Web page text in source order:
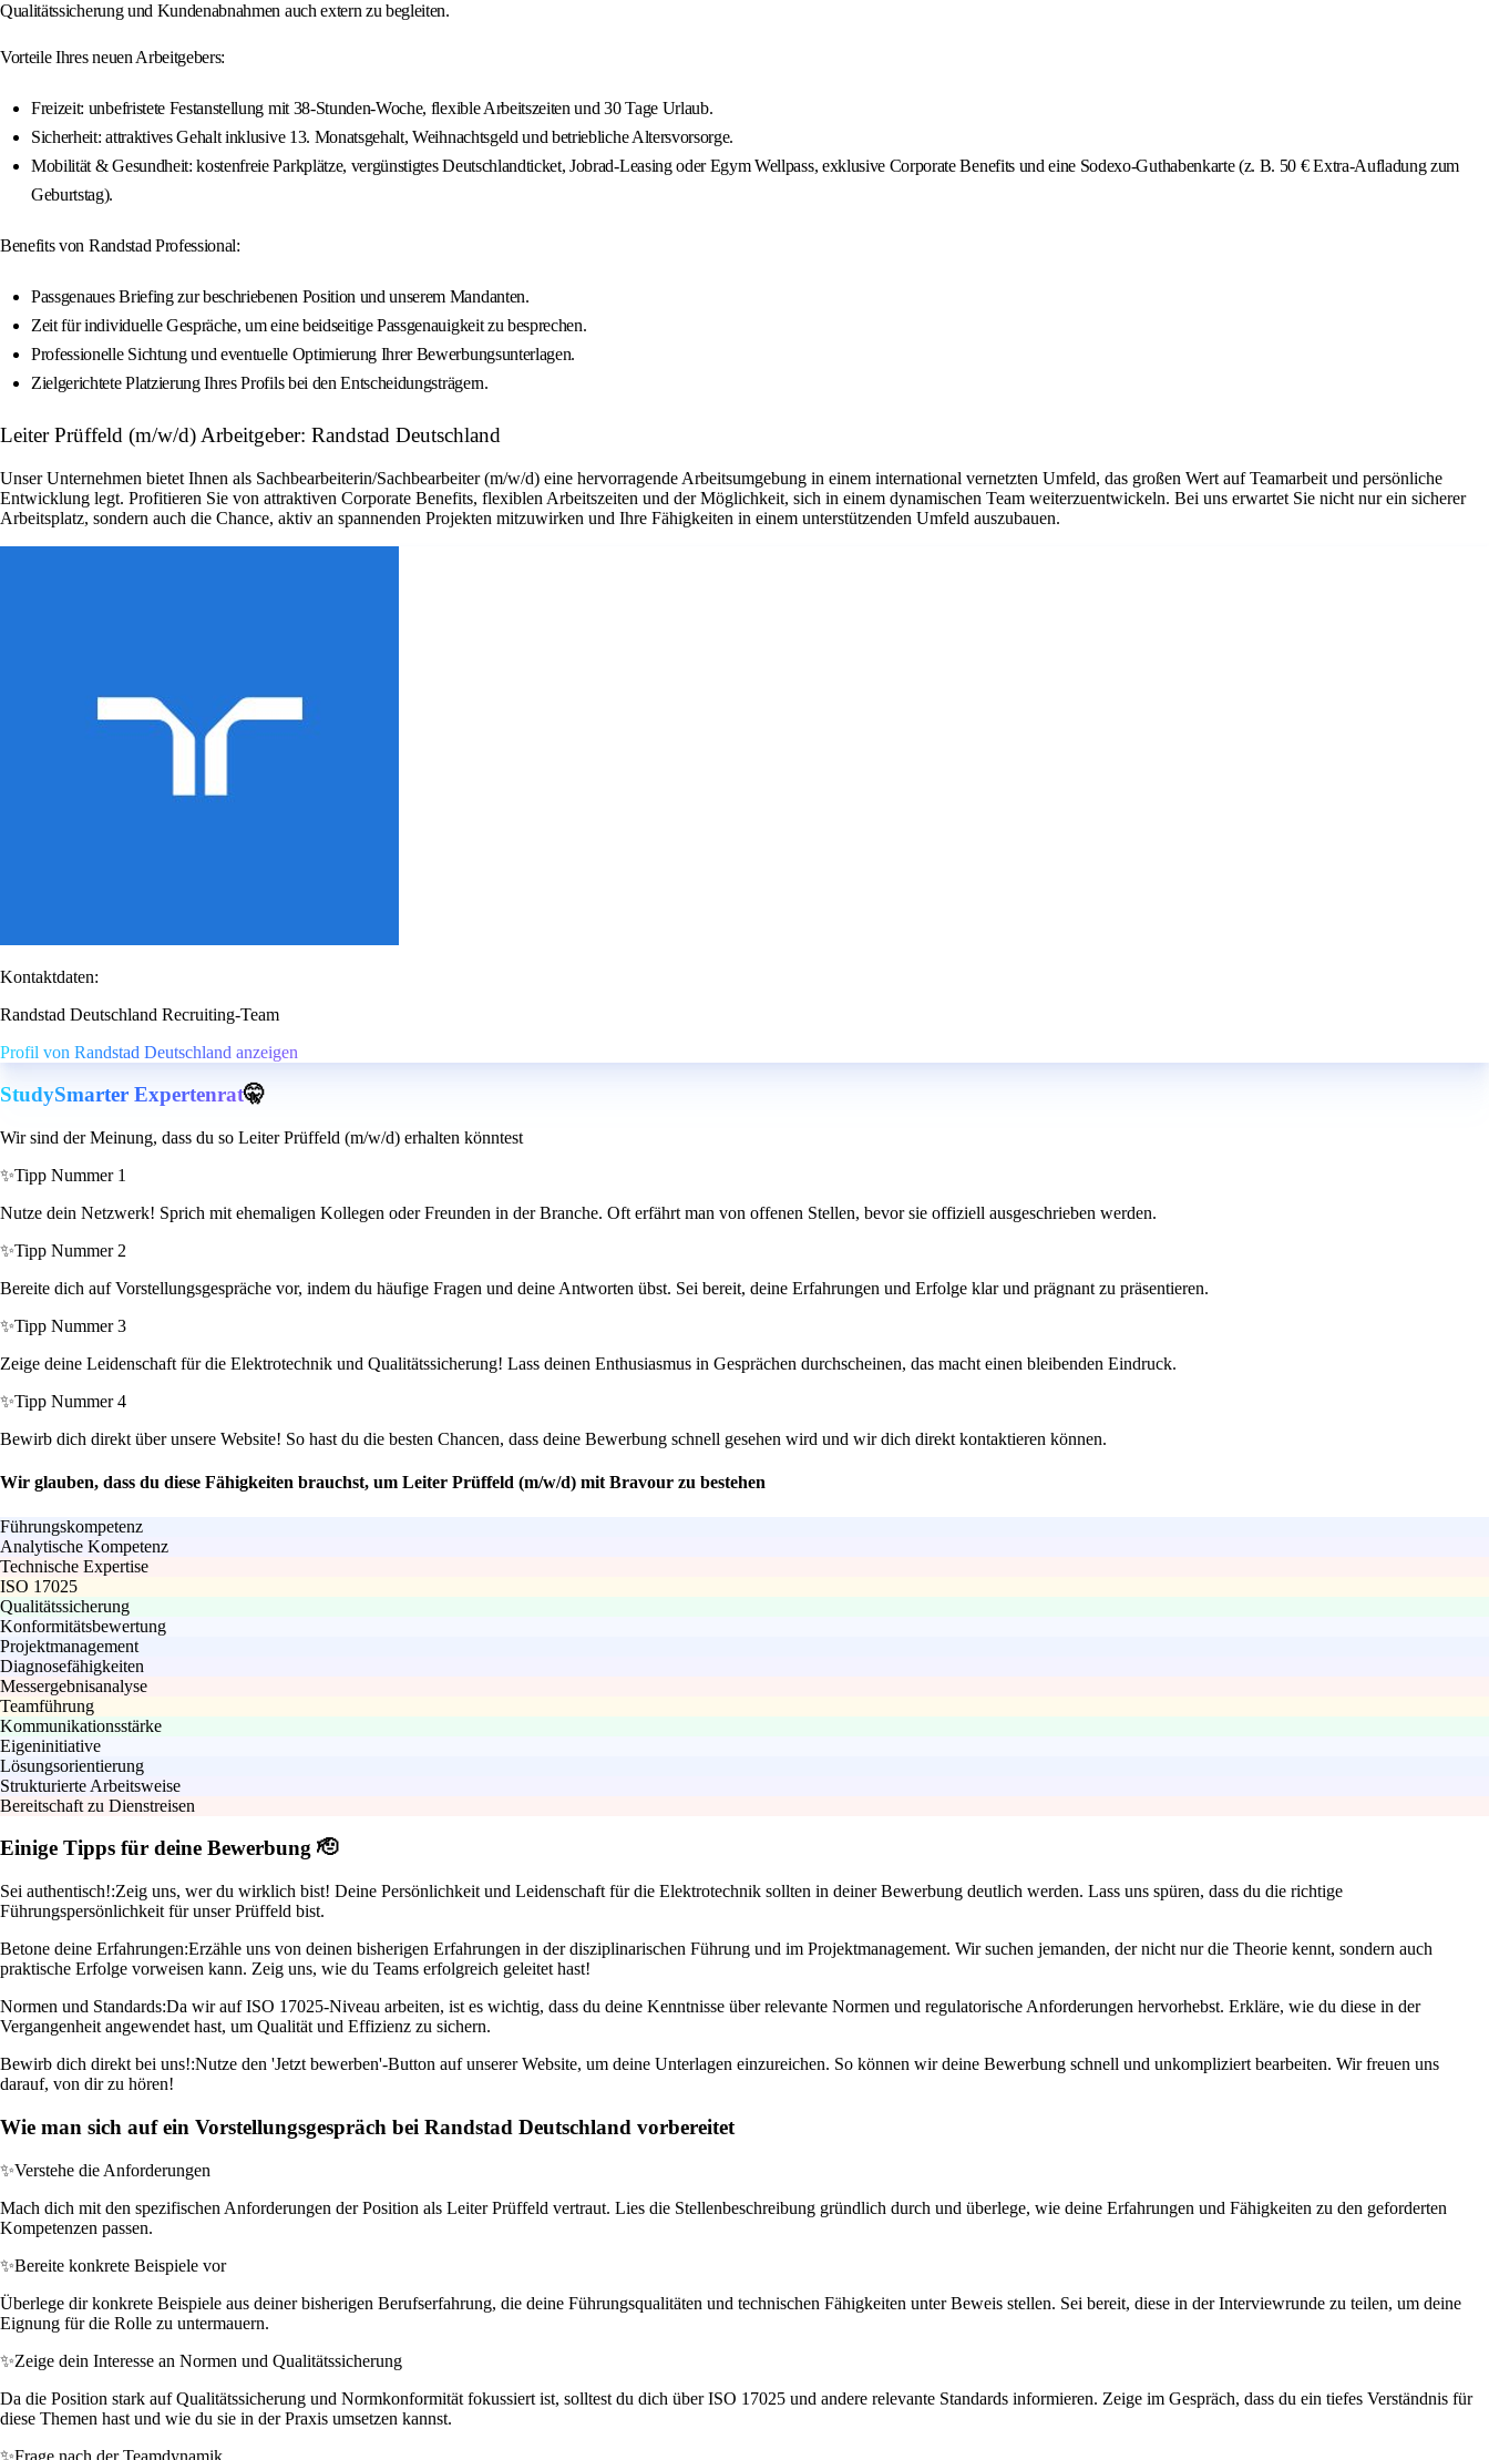
Qualitätssicherung und Kundenabnahmen auch extern zu begleiten.
Vorteile Ihres neuen Arbeitgebers:
Freizeit: unbefristete Festanstellung mit 38-Stunden-Woche, flexible Arbeitszeiten und 30 Tage Urlaub.
Sicherheit: attraktives Gehalt inklusive 13. Monatsgehalt, Weihnachtsgeld und betriebliche Altersvorsorge.
Mobilität & Gesundheit: kostenfreie Parkplätze, vergünstigtes Deutschlandticket, Jobrad-Leasing oder Egym Wellpass, exklusive Corporate Benefits und eine Sodexo-Guthabenkarte (z. B. 50 € Extra-Aufladung zum
Geburtstag).
Benefits von Randstad Professional:
Passgenaues Briefing zur beschriebenen Position und unserem Mandanten.
Zeit für individuelle Gespräche, um eine beidseitige Passgenauigkeit zu besprechen.
Professionelle Sichtung und eventuelle Optimierung Ihrer Bewerbungsunterlagen.
Zielgerichtete Platzierung Ihres Profils bei den Entscheidungsträgern.
Leiter Prüffeld (m/w/d) Arbeitgeber: Randstad Deutschland
Unser Unternehmen bietet Ihnen als Sachbearbeiterin/Sachbearbeiter (m/w/d) eine hervorragende Arbeitsumgebung in einem international vernetzten Umfeld, das großen Wert auf Teamarbeit und persönliche
Entwicklung legt. Profitieren Sie von attraktiven Corporate Benefits, flexiblen Arbeitszeiten und der Möglichkeit, sich in einem dynamischen Team weiterzuentwickeln. Bei uns erwartet Sie nicht nur ein sicherer
Arbeitsplatz, sondern auch die Chance, aktiv an spannenden Projekten mitzuwirken und Ihre Fähigkeiten in einem unterstützenden Umfeld auszubauen.
Kontaktdaten:
Randstad Deutschland Recruiting-Team
Profil von Randstad Deutschland anzeigen
StudySmarter Expertenrat🤫
Wir sind der Meinung, dass du so Leiter Prüffeld (m/w/d) erhalten könntest
✨Tipp Nummer 1
Nutze dein Netzwerk! Sprich mit ehemaligen Kollegen oder Freunden in der Branche. Oft erfährt man von offenen Stellen, bevor sie offiziell ausgeschrieben werden.
✨Tipp Nummer 2
Bereite dich auf Vorstellungsgespräche vor, indem du häufige Fragen und deine Antworten übst. Sei bereit, deine Erfahrungen und Erfolge klar und prägnant zu präsentieren.
✨Tipp Nummer 3
Zeige deine Leidenschaft für die Elektrotechnik und Qualitätssicherung! Lass deinen Enthusiasmus in Gesprächen durchscheinen, das macht einen bleibenden Eindruck.
✨Tipp Nummer 4
Bewirb dich direkt über unsere Website! So hast du die besten Chancen, dass deine Bewerbung schnell gesehen wird und wir dich direkt kontaktieren können.
Wir glauben, dass du diese Fähigkeiten brauchst, um Leiter Prüffeld (m/w/d) mit Bravour zu bestehen
Führungskompetenz
Analytische Kompetenz
Technische Expertise
ISO 17025
Qualitätssicherung
Konformitätsbewertung
Projektmanagement
Diagnosefähigkeiten
Messergebnisanalyse
Teamführung
Kommunikationsstärke
Eigeninitiative
Lösungsorientierung
Strukturierte Arbeitsweise
Bereitschaft zu Dienstreisen
Einige Tipps für deine Bewerbung 🫡
Sei authentisch!:Zeig uns, wer du wirklich bist! Deine Persönlichkeit und Leidenschaft für die Elektrotechnik sollten in deiner Bewerbung deutlich werden. Lass uns spüren, dass du die richtige
Führungspersönlichkeit für unser Prüffeld bist.
Betone deine Erfahrungen:Erzähle uns von deinen bisherigen Erfahrungen in der disziplinarischen Führung und im Projektmanagement. Wir suchen jemanden, der nicht nur die Theorie kennt, sondern auch
praktische Erfolge vorweisen kann. Zeig uns, wie du Teams erfolgreich geleitet hast!
Normen und Standards:Da wir auf ISO 17025-Niveau arbeiten, ist es wichtig, dass du deine Kenntnisse über relevante Normen und regulatorische Anforderungen hervorhebst. Erkläre, wie du diese in der
Vergangenheit angewendet hast, um Qualität und Effizienz zu sichern.
Bewirb dich direkt bei uns!:Nutze den 'Jetzt bewerben'-Button auf unserer Website, um deine Unterlagen einzureichen. So können wir deine Bewerbung schnell und unkompliziert bearbeiten. Wir freuen uns
darauf, von dir zu hören!
Wie man sich auf ein Vorstellungsgespräch bei Randstad Deutschland vorbereitet
✨Verstehe die Anforderungen
Mach dich mit den spezifischen Anforderungen der Position als Leiter Prüffeld vertraut. Lies die Stellenbeschreibung gründlich durch und überlege, wie deine Erfahrungen und Fähigkeiten zu den geforderten
Kompetenzen passen.
✨Bereite konkrete Beispiele vor
Überlege dir konkrete Beispiele aus deiner bisherigen Berufserfahrung, die deine Führungsqualitäten und technischen Fähigkeiten unter Beweis stellen. Sei bereit, diese in der Interviewrunde zu teilen, um deine
Eignung für die Rolle zu untermauern.
✨Zeige dein Interesse an Normen und Qualitätssicherung
Da die Position stark auf Qualitätssicherung und Normkonformität fokussiert ist, solltest du dich über ISO 17025 und andere relevante Standards informieren. Zeige im Gespräch, dass du ein tiefes Verständnis für
diese Themen hast und wie du sie in der Praxis umsetzen kannst.
✨Frage nach der Teamdynamik